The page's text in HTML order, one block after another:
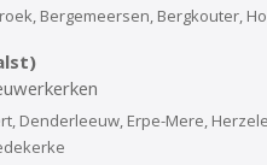
Bergemeersen, Bergkouter,
Denderleeuw, Erpe-Mere,